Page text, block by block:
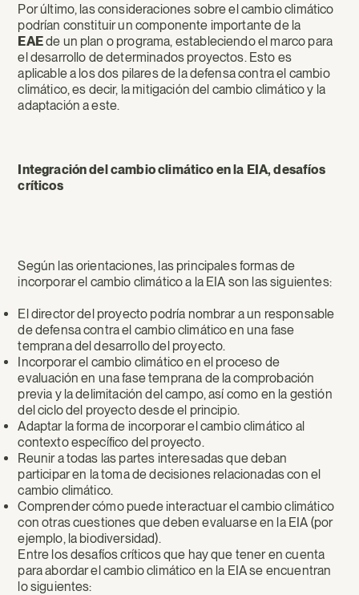
Por último, las consideraciones sobre el cambio climático
podrían constituir un componente importante de la
EAEde un plan o programa, estableciendo el marco para
el desarrollo de determinados proyectos. Esto es
aplicable a los dos pilares de la defensa contra el cambio
climático, es decir, la mitigación del cambio climático y la
adaptación a este.
Integración del cambio climático en la EIA, desafíos
críticos
Según las orientaciones, las principales formas de
incorporar el cambio climático a la EIA son las siguientes:
El director del proyecto podría nombrar a un responsable
de defensa contra el cambio climático en una fase
temprana del desarrollo del proyecto.
Incorporar el cambio climático en el proceso de
evaluación en una fase temprana de la comprobación
previa y la delimitación del campo, así como en la gestión
del ciclo del proyecto desde el principio.
Adaptar la forma de incorporar el cambio climático al
contexto específico del proyecto.
Reunir a todas las partes interesadas que deban
participar en la toma de decisiones relacionadas con el
cambio climático.
Comprender cómo puede interactuar el cambio climático
con otras cuestiones que deben evaluarse en la EIA (por
ejemplo, la biodiversidad).
Entre los desafíos críticos que hay que tener en cuenta
para abordar el cambio climático en la EIA se encuentran
lo siguientes: